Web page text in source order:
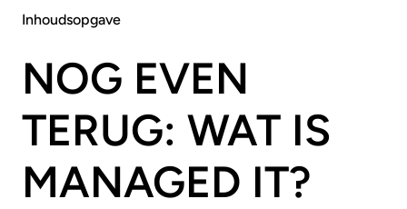
Inhoudsopgave
NOG EVEN
TERUG: WAT IS
MANAGED IT?